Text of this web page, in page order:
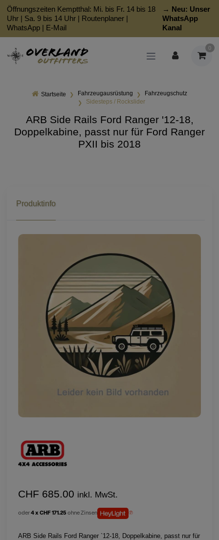
Öffnungszeiten Kemptthal: Mi. bis Fr. 14 bis 18
Uhr | Sa. 9 bis 14 Uhr | Routenplaner |
WhatsApp | E-Mail
→ Neu: Unser
WhatsApp
Kanal
0
Startseite Fahrzeugausrüstung
Fahrzeugschutz
Sidesteps / Rockslider
ARB Side Rails Ford Ranger '12-18,
Doppelkabine, passt nur für Ford Ranger
PXII bis 2018
Produktinfo
CHF 685.00 inkl. MwSt.
oder4 x CHF 171.25 ohne Zinsen
ARB Side Rails Ford Ranger `12-18, Doppelkabine, passt nur für